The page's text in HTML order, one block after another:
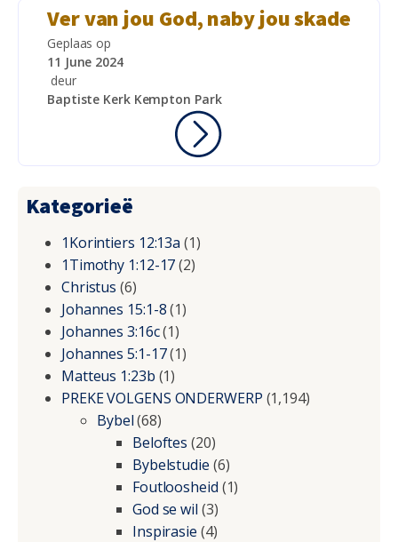
Ver van jou God, naby jou skade
Geplaas op
11 June 2024
deur
Baptiste Kerk Kempton Park
Kategorieë
1Korintiers 12:13a (1)
1Timothy 1:12-17(2)
Christus (6)
Johannes 15:1-8(1)
Johannes 3:16c(1)
Johannes 5:1-17(1)
Matteus 1:23b (1)
PREKE VOLGENS ONDERWERP (1,194)
Bybel(68)
Beloftes (20)
Bybelstudie (6)
Foutloosheid (1)
God se wil (3)
Inspirasie (4)